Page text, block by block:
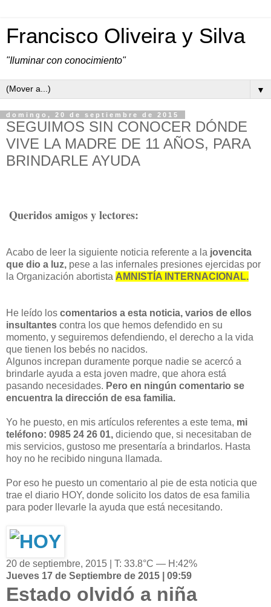
Francisco Oliveira y Silva
"Iluminar con conocimiento"
▼
domingo, 20 de septiembre de 2015
SEGUIMOS SIN CONOCER DÓNDE
VIVE LA MADRE DE 11 AÑOS, PARA
BRINDARLE AYUDA
Queridos amigos y lectores:
Acabo de leer la siguiente noticia referente a la jovencita
que dio a luz, pese a las infernales presiones ejercidas por
la Organización abortista AMNISTÍA INTERNACIONAL.
He leído los comentarios a esta noticia, varios de ellos
insultantes contra los que hemos defendido en su
momento, y seguiremos defendiendo, el derecho a la vida
que tienen los bebés no nacidos.
Algunos increpan duramente porque nadie se acercó a
brindarle ayuda a esta joven madre, que ahora está
pasando necesidades. Pero en ningún comentario se
encuentra la dirección de esa familia.
Yo he puesto, en mis artículos referentes a este tema, mi
teléfono: 0985 24 26 01, diciendo que, si necesitaban de
mis servicios, gustoso me presentaría a brindarlos. Hasta
hoy no he recibido ninguna llamada.
Por eso he puesto un comentario al pie de esta noticia que
trae el diario HOY, donde solicito los datos de esa familia
para poder llevarle la ayuda que está necesitando.
20 de septiembre, 2015 | T: 33.8°C — H:42%
Jueves 17 de Septiembre de 2015 | 09:59
Estado olvidó a niña